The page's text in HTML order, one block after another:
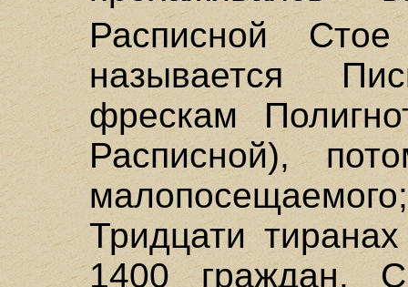
Расписной
называется
фрескам
Расписной),
Тридцати
1400 граждан.